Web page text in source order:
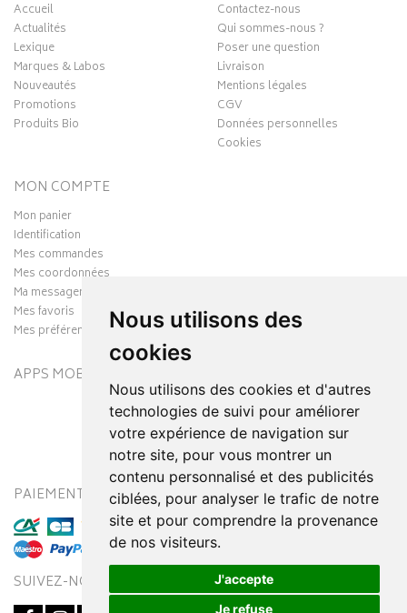
Nous utilisons des
cookies
Nous utilisons des cookies et d'autres
technologies de suivi pour améliorer
votre expérience de navigation sur
notre site, pour vous montrer un
contenu personnalisé et des publicités
ciblées, pour analyser le trafic de notre
site et pour comprendre la provenance
de nos visiteurs.
J'accepte
Je refuse
Accueil
Actualités
Lexique
Marques & Labos
Nouveautés
Promotions
Produits Bio
Contactez-nous
Qui sommes-nous ?
Poser une question
Livraison
Mentions légales
CGV
Données personnelles
Cookies
MON COMPTE
Mon panier
Identification
Mes commandes
Mes coordonnées
Ma messagerie
Mes favoris
Mes préférences Cookies
APPS MOBILES
PAIEMENT SÉCURISÉ MODES DE LIVRAISON
SUIVEZ-NOUS SUR